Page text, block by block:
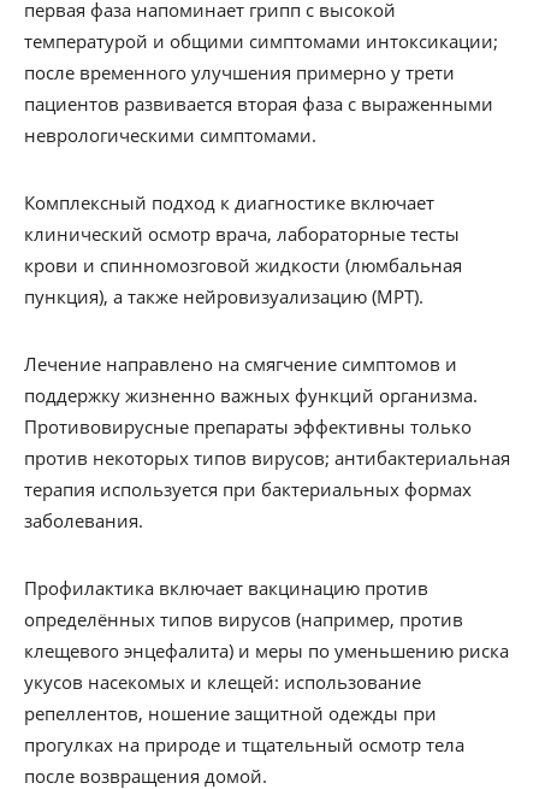
первая фаза напоминает грипп с высокой
температурой и общими симптомами интоксикации;
после временного улучшения примерно у трети
пациентов развивается вторая фаза с выраженными
неврологическими симптомами.
Комплексный подход к диагностике включает
клинический осмотр врача, лабораторные тесты
крови и спинномозговой жидкости (люмбальная
пункция), а также нейровизуализацию (МРТ).
Лечение направлено на смягчение симптомов и
поддержку жизненно важных функций организма.
Противовирусные препараты эффективны только
против некоторых типов вирусов; антибактериальная
терапия используется при бактериальных формах
заболевания.
Профилактика включает вакцинацию против
определённых типов вирусов (например, против
клещевого энцефалита) и меры по уменьшению риска
укусов насекомых и клещей: использование
репеллентов, ношение защитной одежды при
прогулках на природе и тщательный осмотр тела
после возвращения домой.